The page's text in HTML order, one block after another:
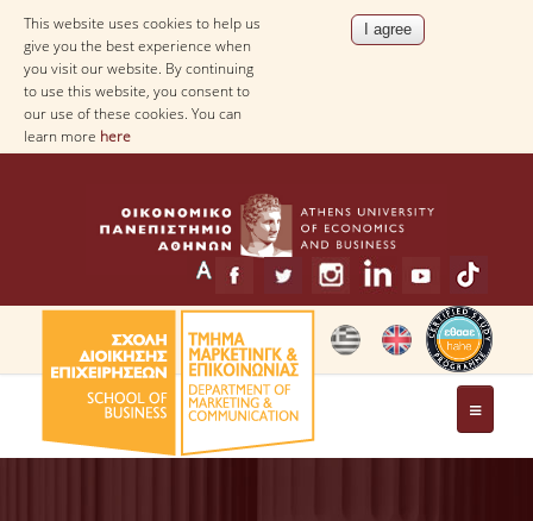
This website uses cookies to help us
give you the best experience when
you visit our website. By continuing
to use this website, you consent to
our use of these cookies. You can
learn more here
THE DEPARTMENT